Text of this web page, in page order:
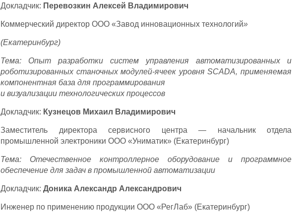
Докладчик: Перевозкин Алексей Владимирович
Коммерческий директор ООО «Завод инновационных технологий»
(Екатеринбург)
Тема: Опыт разработки систем управления автоматизированных и
роботизированных станочных модулей-ячеек уровня SCADA, применяемая
компонентная база для программирования
и визуализации технологических процессов
Докладчик: Кузнецов Михаил Владимирович
Заместитель директора сервисного центра — начальник отдела
промышленной электроники ООО «Униматик» (Екатеринбург)
Тема: Отечественное контроллерное оборудование и программное
обеспечение для задач в промышленной автоматизации
Докладчик: Доника Александр Александрович
Инженер по применению продукции ООО «РегЛаб» (Екатеринбург)